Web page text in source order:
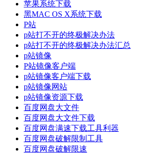
苹果系统下载
黑MAC OS X系统下载
P站
p站打不开的终极解决办法
p站打不开的终极解决办法汇总
p站镜像
P站镜像客户端
p站镜像客户端下载
p站镜像网站
p站镜像资源下载
百度网盘大文件
百度网盘大文件下载
百度网盘满速下载工具利器
百度网盘破解限制工具
百度网盘破解限速